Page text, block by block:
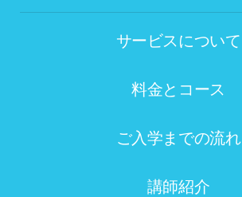
サービスについて
料金とコース
ご入学までの流れ
講師紹介